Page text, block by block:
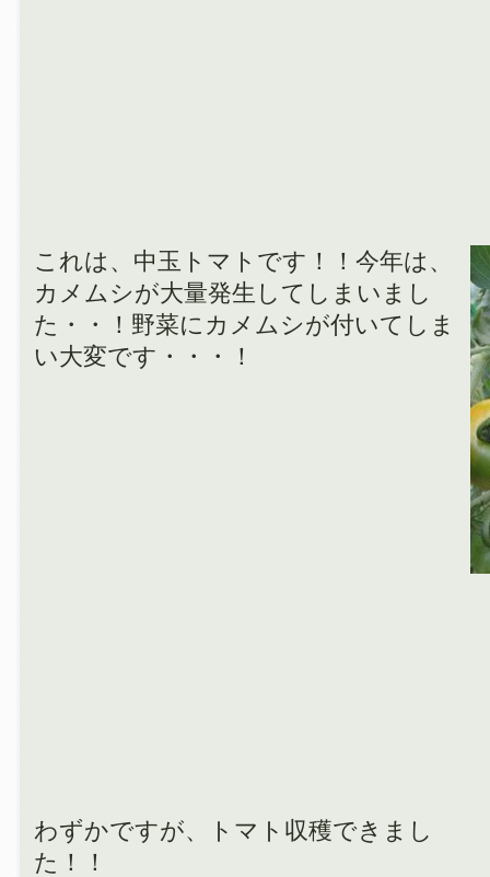
これは、中玉トマトです！！今年は、
カメムシが大量発生してしまいまし
た・・！野菜にカメムシが付いてしま
い大変です・・・！
わずかですが、トマト収穫できまし
た！！